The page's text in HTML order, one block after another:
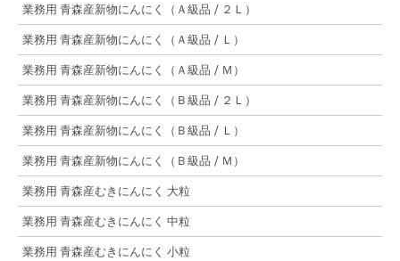
業務用 青森産新物にんにく（Ａ級品 / ２Ｌ）
業務用 青森産新物にんにく（Ａ級品 / Ｌ）
業務用 青森産新物にんにく（Ａ級品 / Ｍ）
業務用 青森産新物にんにく（Ｂ級品 / ２Ｌ）
業務用 青森産新物にんにく（Ｂ級品 / Ｌ）
業務用 青森産新物にんにく（Ｂ級品 / Ｍ）
業務用 青森産むきにんにく 大粒
業務用 青森産むきにんにく 中粒
業務用 青森産むきにんにく 小粒